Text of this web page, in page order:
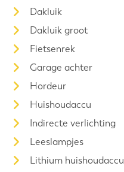
Dakluik
Dakluik groot
Fietsenrek
Garage achter
Hordeur
Huishoudaccu
Indirecte verlichting
Leeslampjes
Lithium huishoudaccu